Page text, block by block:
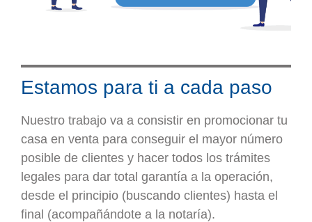
Estamos para ti a cada paso
Nuestro trabajo va a consistir en promocionar tu
casa en venta para conseguir el mayor número
posible de clientes y hacer todos los trámites
legales para dar total garantía a la operación,
desde el principio (buscando clientes) hasta el
final (acompañándote a la notaría).